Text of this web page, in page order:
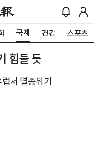
국제 건강 스포츠
힘들 듯
서 멸종위기